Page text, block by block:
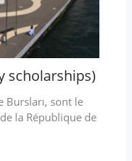
scholarships)
Bursları, sont le
la République de